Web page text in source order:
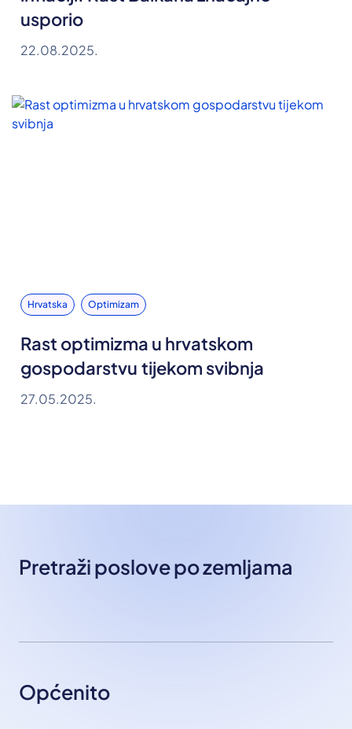
usporio
22.08.2025.
Hrvatska Optimizam
Rast optimizma u hrvatskom
gospodarstvu tijekom svibnja
27.05.2025.
Pretraži poslove po zemljama
Općenito